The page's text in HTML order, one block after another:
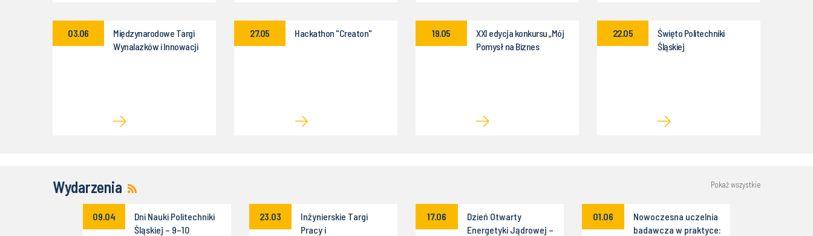
Międzynarodowe Targi
Wynalazków i Innowacji
03.06 Hackathon "Creaton"
27.05
XXI edycja konkursu „Mój
Pomysł na Biznes
19.05
Święto Politechniki
Śląskiej
22.05
Wydarzenia Pokaż wszystkie
09.04
Dni Nauki Politechniki
Śląskiej – 9–10
23.03
Inżynierskie Targi
Pracy i
17.06
Dzień Otwarty
Energetyki Jądrowej –
01.06
Nowoczesna uczelnia
badawcza w praktyce: